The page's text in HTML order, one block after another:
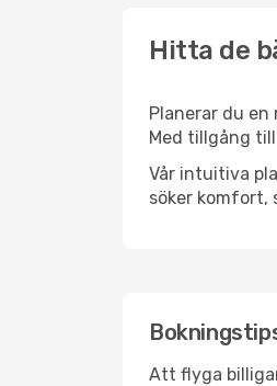
Hitta de
Planerar du
Med tillgång
Vår intuitiva
söker komfort,
Att flyga